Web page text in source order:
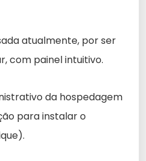
atualmente, por ser
com painel intuitivo.
da hospedagem
para instalar o